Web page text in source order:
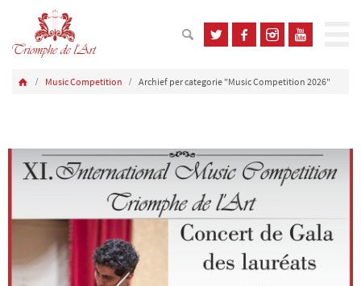
Music Competition Archief per categorie "Music Competition 2026"